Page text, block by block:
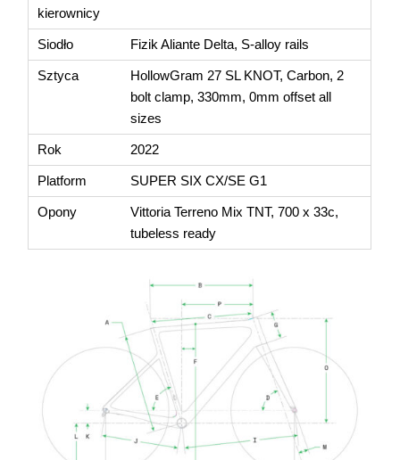
kierownicy
Siodło Fizik Aliante Delta, S-alloy rails
Sztyca
HollowGram 27 SL KNOT, Carbon, 2
bolt clamp, 330mm, 0mm offset all
sizes
Rok 2022
Platform SUPER SIX CX/SE G1
Opony
Vittoria Terreno Mix TNT, 700 x 33c,
tubeless ready